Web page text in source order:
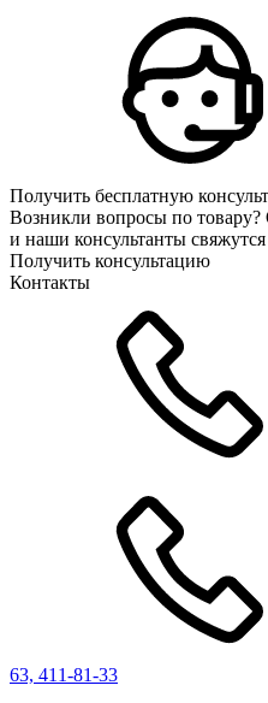
Получить бесплатную
Возникли вопросы по товару?
и наши консультанты
Получить консультацию
Контакты
63, 411-81-33